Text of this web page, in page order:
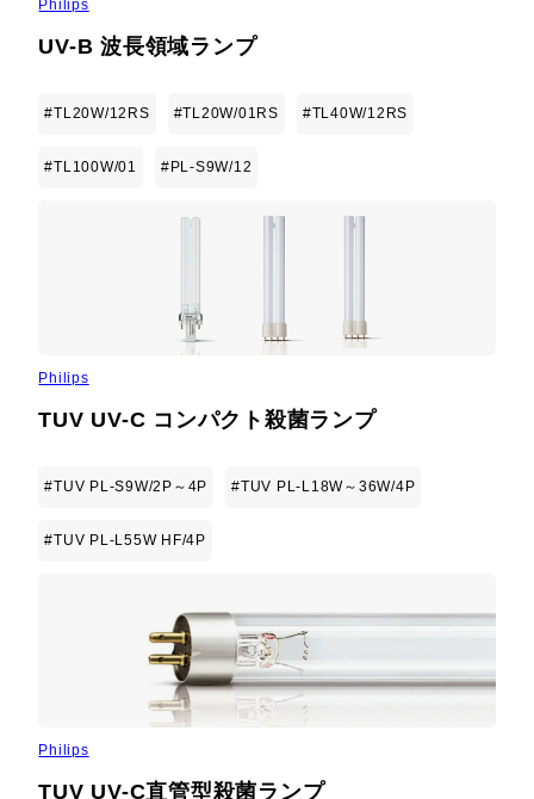
Philips
UV-B 波長領域ランプ
#TL20W/12RS #TL20W/01RS #TL40W/12RS
#TL100W/01 #PL-S9W/12
Philips
TUV UV-C コンパクト殺菌ランプ
#TUV PL-S9W/2P～4P #TUV PL-L18W～36W/4P
#TUV PL-L55W HF/4P
Philips
TUV UV-C直管型殺菌ランプ